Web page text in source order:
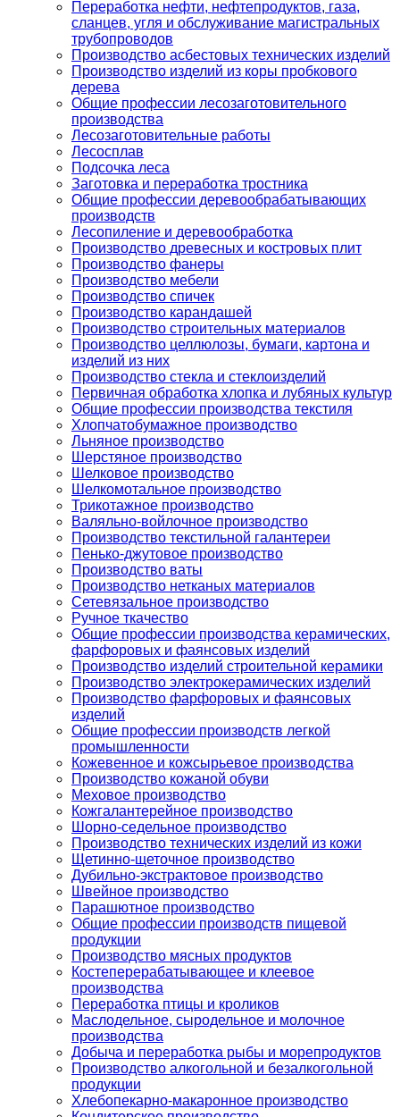
Переработка нефти, нефтепродуктов, газа,
сланцев, угля и обслуживание магистральных
трубопроводов
Производство асбестовых технических изделий
Производство изделий из коры пробкового
дерева
Общие профессии лесозаготовительного
производства
Лесозаготовительные работы
Лесосплав
Подсочка леса
Заготовка и переработка тростника
Общие профессии деревообрабатывающих
производств
Лесопиление и деревообработка
Производство древесных и костровых плит
Производство фанеры
Производство мебели
Производство спичек
Производство карандашей
Производство строительных материалов
Производство целлюлозы, бумаги, картона и
изделий из них
Производство стекла и стеклоизделий
Первичная обработка хлопка и лубяных культур
Общие профессии производства текстиля
Хлопчатобумажное производство
Льняное производство
Шерстяное производство
Шелковое производство
Шелкомотальное производство
Трикотажное производство
Валяльно-войлочное производство
Производство текстильной галантереи
Пенько-джутовое производство
Производство ваты
Производство нетканых материалов
Сетевязальное производство
Ручное ткачество
Общие профессии производства керамических,
фарфоровых и фаянсовых изделий
Производство изделий строительной керамики
Производство электрокерамических изделий
Производство фарфоровых и фаянсовых
изделий
Общие профессии производств легкой
промышленности
Кожевенное и кожсырьевое производства
Производство кожаной обуви
Меховое производство
Кожгалантерейное производство
Шорно-седельное производство
Производство технических изделий из кожи
Щетинно-щеточное производство
Дубильно-экстрактовое производство
Швейное производство
Парашютное производство
Общие профессии производств пищевой
продукции
Производство мясных продуктов
Костеперерабатывающее и клеевое
производства
Переработка птицы и кроликов
Маслодельное, сыродельное и молочное
производства
Добыча и переработка рыбы и морепродуктов
Производство алкогольной и безалкогольной
продукции
Хлебопекарно-макаронное производство